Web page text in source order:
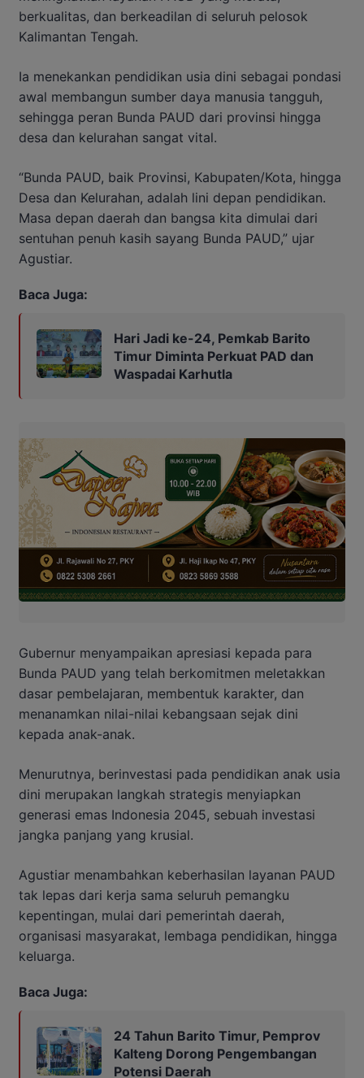
berkualitas, dan berkeadilan di seluruh pelosok
Kalimantan Tengah.
Ia menekankan pendidikan usia dini sebagai pondasi
awal membangun sumber daya manusia tangguh,
sehingga peran Bunda PAUD dari provinsi hingga
desa dan kelurahan sangat vital.
“Bunda PAUD, baik Provinsi, Kabupaten/Kota, hingga
Desa dan Kelurahan, adalah lini depan pendidikan.
Masa depan daerah dan bangsa kita dimulai dari
sentuhan penuh kasih sayang Bunda PAUD,” ujar
Agustiar.
Baca Juga:
Hari Jadi ke-24, Pemkab Barito
Timur Diminta Perkuat PAD dan
Waspadai Karhutla
Gubernur menyampaikan apresiasi kepada para
Bunda PAUD yang telah berkomitmen meletakkan
dasar pembelajaran, membentuk karakter, dan
menanamkan nilai-nilai kebangsaan sejak dini
kepada anak-anak.
Menurutnya, berinvestasi pada pendidikan anak usia
dini merupakan langkah strategis menyiapkan
generasi emas Indonesia 2045, sebuah investasi
jangka panjang yang krusial.
Agustiar menambahkan keberhasilan layanan PAUD
tak lepas dari kerja sama seluruh pemangku
kepentingan, mulai dari pemerintah daerah,
organisasi masyarakat, lembaga pendidikan, hingga
keluarga.
Baca Juga:
24 Tahun Barito Timur, Pemprov
Kalteng Dorong Pengembangan
Potensi Daerah